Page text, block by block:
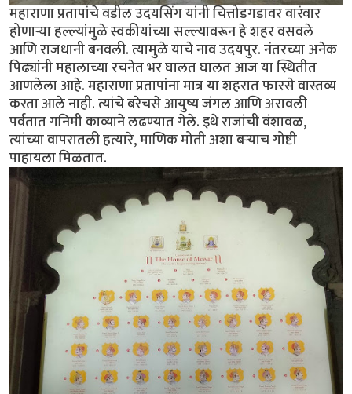
महाराणा प्रतापांचे वडील उदयसिंग यांनी चित्तोडगडावर वारंवार
होणाऱ्या हल्ल्यांमुळे स्वकीयांच्या सल्ल्यावरून हे शहर वसवले
आणि राजधानी बनवली. त्यामुळे याचे नाव उदयपुर. नंतरच्या अनेक
पिढ्यांनी महालाच्या रचनेत भर घालत घालत आज या स्थितीत
आणलेला आहे. महाराणा प्रतापांना मात्र या शहरात फारसे वास्तव्य
करता आले नाही. त्यांचे बरेचसे आयुष्य जंगल आणि अरावली
पर्वतात गनिमी काव्याने लढण्यात गेले. इथे राजांची वंशावळ,
त्यांच्या वापरातली हत्यारे, माणिक मोती अशा बऱ्याच गोष्टी
पाहायला मिळतात.